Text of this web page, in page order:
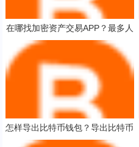
在哪找加密资产交易APP？最多人
下载的加密资产交易APP推荐
怎样导出比特币钱包？导出比特币
钱包教程